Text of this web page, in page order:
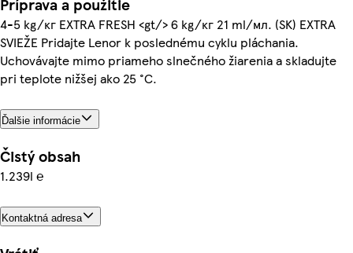
Príprava a použitie
4-5 kg/кг EXTRA FRESH <gt/> 6 kg/кг 21 ml/мл. (SK) EXTRA
SVIEŽE Pridajte Lenor k poslednému cyklu pláchania.
Uchovávajte mimo priameho slnečného žiarenia a skladujte
pri teplote nižšej ako 25 °C.
Ďalšie informácie
Čistý obsah
1.239l ℮
Kontaktná adresa